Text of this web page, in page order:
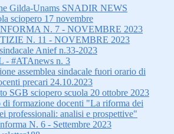
Gilda-Unams SNADIR NEWS
sciopero 17 novembre
N. 7 - NOVEMBRE 2023
N. 11 - NOVEMBRE 2023
Anief n.33-2023
- #ATAnews n. 3
assemblea sindacale fuori orario di
precari 24.10.2023
SGB sciopero scuola 20 ottobre 2023
di formazione docenti "La riforma dei
professionali: analisi e prospettive"
N. 6 - Settembre 2023